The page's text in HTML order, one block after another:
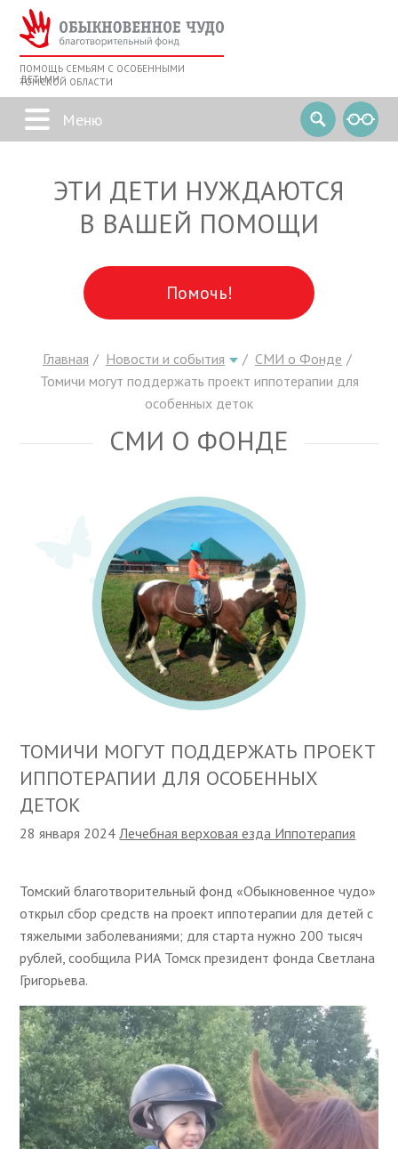
ПОМОЩЬ СЕМЬЯМ С ОСОБЕННЫМИ
ДЕТЬМИ
ТОМСКОЙ ОБЛАСТИ
ЭТИ ДЕТИ НУЖДАЮТСЯ
В ВАШЕЙ ПОМОЩИ
Помочь!
Главная Новости и события
СМИ о Фонде
Томичи могут поддержать проект иппотерапии для
особенных деток
СМИ О ФОНДЕ
ТОМИЧИ МОГУТ ПОДДЕРЖАТЬ ПРОЕКТ
ИППОТЕРАПИИ ДЛЯ ОСОБЕННЫХ
ДЕТОК
28 января 2024Лечебная верховая езда Иппотерапия
Томский благотворительный фонд «Обыкновенное чудо»
открыл сбор средств на проект иппотерапии для детей с
тяжелыми заболеваниями; для старта нужно 200 тысяч
рублей, сообщила РИА Томск президент фонда Светлана
Григорьева.